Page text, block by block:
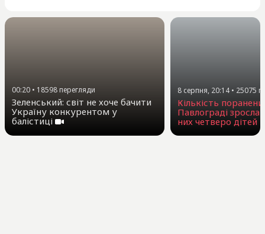
00:20 • 18598 перегляди
Зеленський: світ не хоче бачити
Україну конкурентом у
балістиці
8 серпня, 20:14 • 25075
Кількість
Павлограді зросла
них четверо дітей